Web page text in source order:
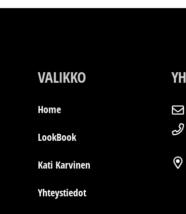
VALIKKO
Home
LookBook
Kati Karvinen
Yhteystiedot